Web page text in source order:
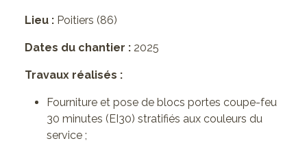
Lieu : Poitiers (86)
Dates du chantier : 2025
Travaux réalisés :
Fourniture et pose de blocs portes coupe-feu
30 minutes (EI30) stratifiés aux couleurs du
service ;